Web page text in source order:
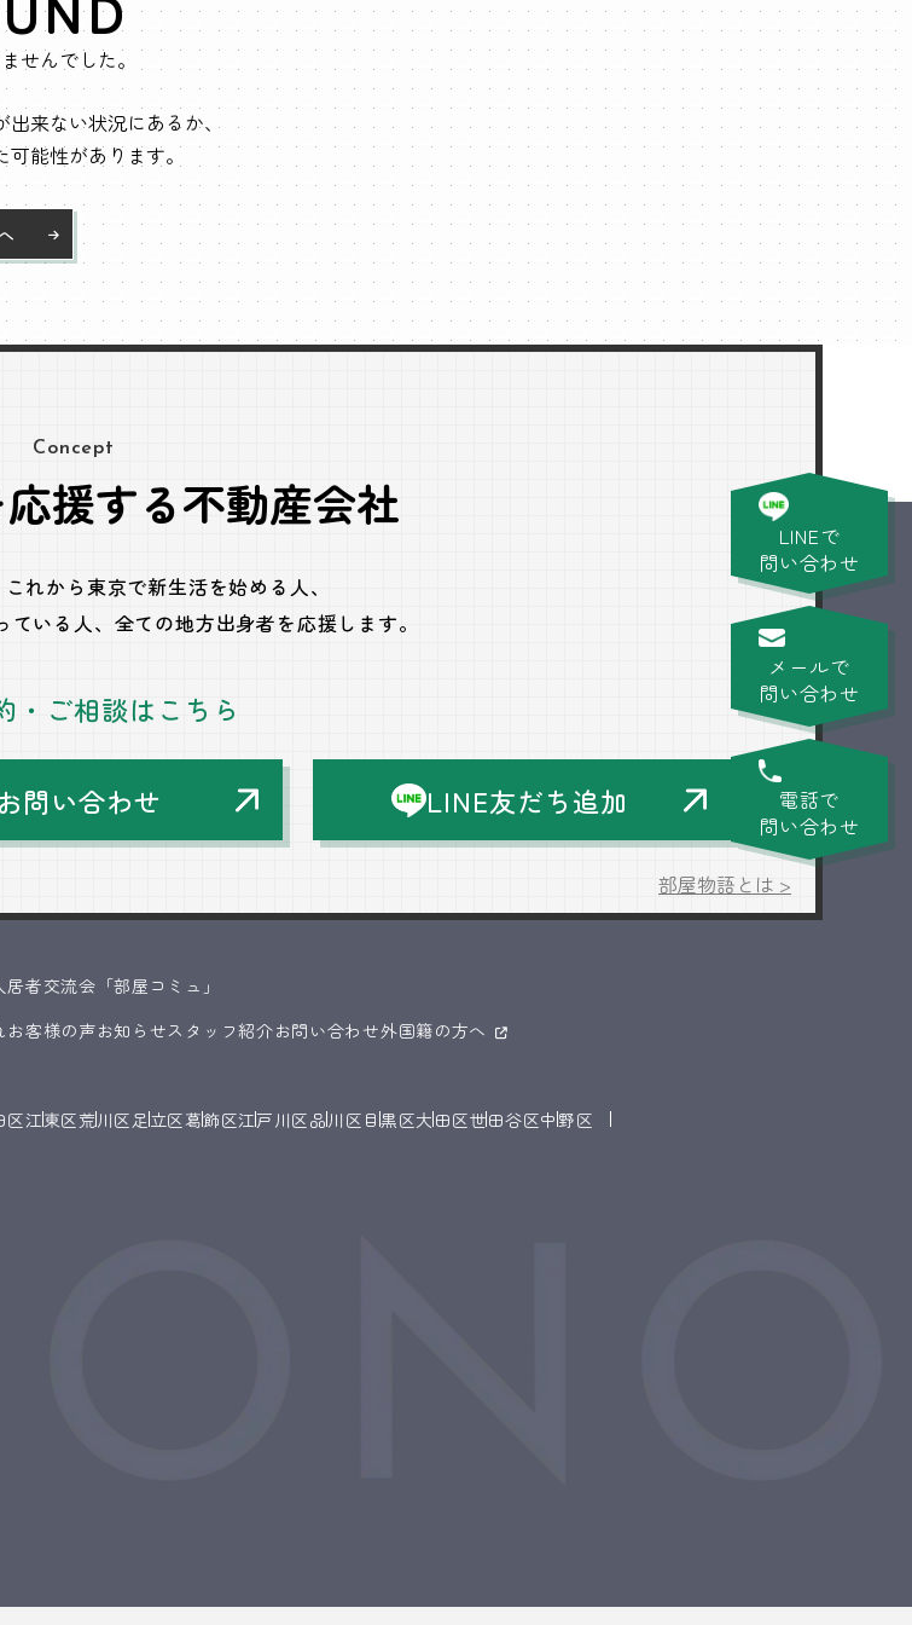
せんでした。
来ない状況にあるか、
可能性があります。
Concept
援する不動産会社
これから東京で新生活を始める人、
いる人、 全ての地方出身者を応援します。
・ご相談はこちら
問い合わせ LINE友だち追加
部屋物語とは >
居者交流会「部屋コミュ」
お客様の声お知らせスタッフ紹介お問い合わせ外国籍の方へ
区江東区荒川区足立区葛飾区江戸川区品川区 目黒区大田区世田谷区中野区
LINEで
問い合わせ
メールで
問い合わせ
電話で
問い合わせ